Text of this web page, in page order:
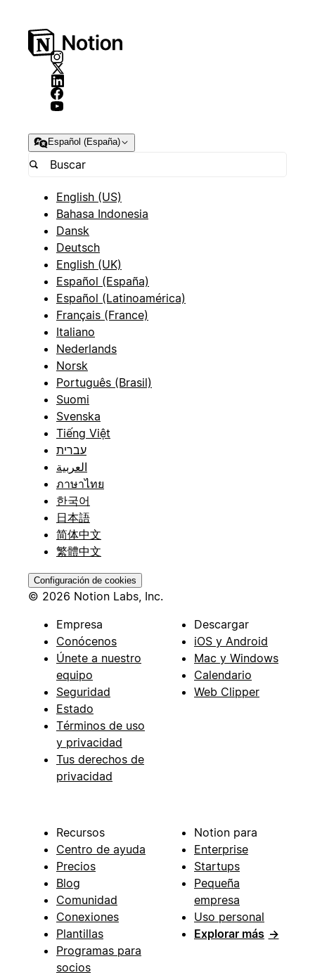
Español (España)
English (US)
Bahasa Indonesia
Dansk
Deutsch
English (UK)
Español (España)
Español (Latinoamérica)
Français (France)
Italiano
Nederlands
Norsk
Português (Brasil)
Suomi
Svenska
Tiếng Việt
עברית
العربية
ภาษาไทย
한국어
日本語
简体中文
繁體中文
Configuración de cookies
© 2026 Notion Labs, Inc.
Empresa
Conócenos
Únete a nuestro
equipo
Seguridad
Estado
Términos de uso
y privacidad
Tus derechos de
privacidad
Descargar
iOS y Android
Mac y Windows
Calendario
Web Clipper
Recursos
Centro de ayuda
Precios
Blog
Comunidad
Conexiones
Plantillas
Programas para
socios
Notion para
Enterprise
Startups
Pequeña
empresa
Uso personal
Explorar más →